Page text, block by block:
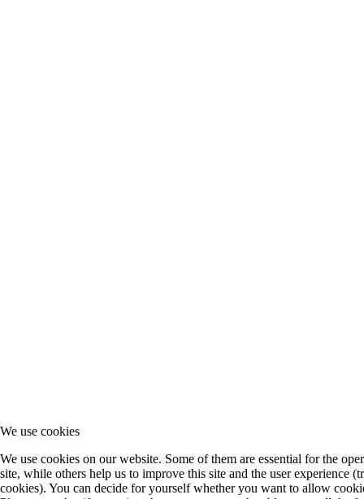
We use cookies
We use cookies on our website. Some of them are essential for the
site, while others help us to improve this site and the user experience
cookies). You can decide for yourself whether you want to allow